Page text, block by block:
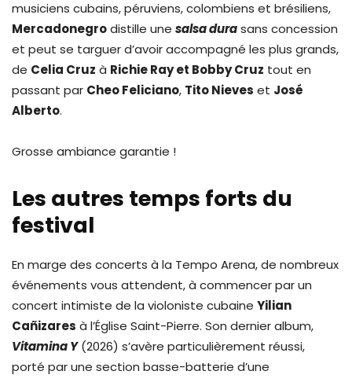
musiciens cubains, péruviens, colombiens et brésiliens,
Mercadonegrodistille une salsa durasans concession
et peut se targuer d’avoir accompagné les plus grands,
de Celia Cruz à Richie Ray et Bobby Cruz tout en
passant par Cheo Feliciano, Tito Nieves et José
Alberto.
Grosse ambiance garantie !
Les autres temps forts du
festival
En marge des concerts à la Tempo Arena, de nombreux
événements vous attendent, à commencer par un
concert intimiste de la violoniste cubaine Yilian
Cañizares à l’Église Saint-Pierre. Son dernier album,
Vitamina Y(2026) s’avère particulièrement réussi,
porté par une section basse-batterie d’une